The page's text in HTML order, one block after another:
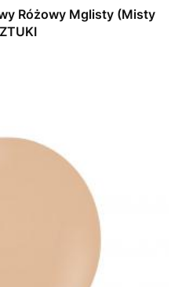
Różowy Mglisty (Misty